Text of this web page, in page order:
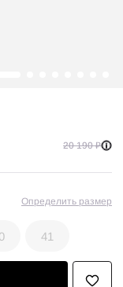
20 190 ₽
Определить размер
41